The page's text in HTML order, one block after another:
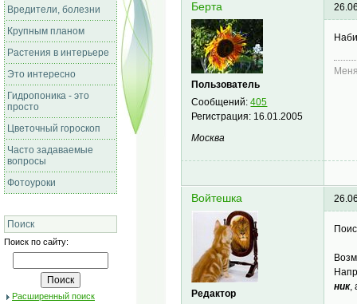
Вредители, болезни
Крупным планом
Растения в интерьере
Это интересно
Гидропоника - это
просто
Цветочный гороскоп
Часто задаваемые
вопросы
Фотоуроки
Поиск
Поиск по сайту:
Расширенный поиск
Берта
Пользователь
Сообщений:405
Регистрация: 16.01.2005
Москва
Войтешка
Редактор
ник,